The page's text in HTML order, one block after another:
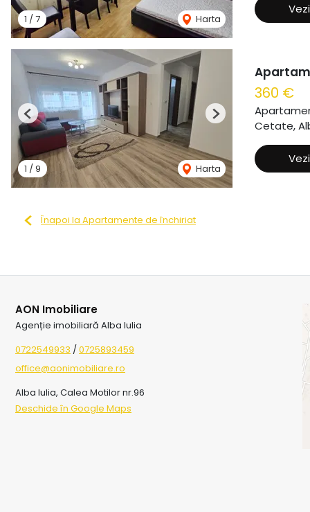
1 / 7 Harta
1 / 9 Harta
Previous Next
360 €
Cetate,
Înapoi la Apartamente de închiriat
AON Imobiliare
Agenție imobiliară Alba Iulia
0722549933 / 0725893459
office@aonimobiliare.ro
Alba Iulia, Calea Motilor nr.96
Deschide în Google Maps